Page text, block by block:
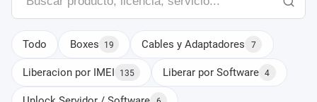
producto
Todo Boxes 19 Cables y Adaptadores 7
Liberacion por IMEI 135 Liberar por Software 4